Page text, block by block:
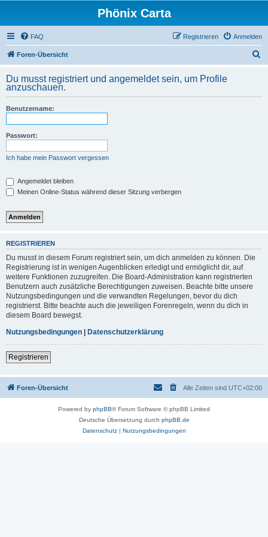
Phönix Carta
FAQ Anmelden
Registrieren
Foren-Übersicht
h
Du musst registriert und angemeldet sein, um Profile
anzuschauen.
Benutzername:
Passwort:
Ich habe mein Passwort vergessen
Angemeldet bleiben
Meinen Online-Status während dieser Sitzung verbergen
REGISTRIEREN
Du musst in diesem Forum registriert sein, um dich anmelden zu können. Die
Registrierung ist in wenigen Augenblicken erledigt und ermöglicht dir, auf
weitere Funktionen zuzugreifen. Die Board-Administration kann registrierten
Benutzern auch zusätzliche Berechtigungen zuweisen. Beachte bitte unsere
Nutzungsbedingungen und die verwandten Regelungen, bevor du dich
registrierst. Bitte beachte auch die jeweiligen Forenregeln, wenn du dich in
diesem Board bewegst.
Nutzungsbedingungen | Datenschutzerklärung
Registrieren
Foren-Übersicht Alle Zeiten sind UTC+02:00
Powered by phpBB® Forum Software © phpBB Limited
Deutsche Übersetzung durch phpBB.de
Datenschutz| Nutzungsbedingungen